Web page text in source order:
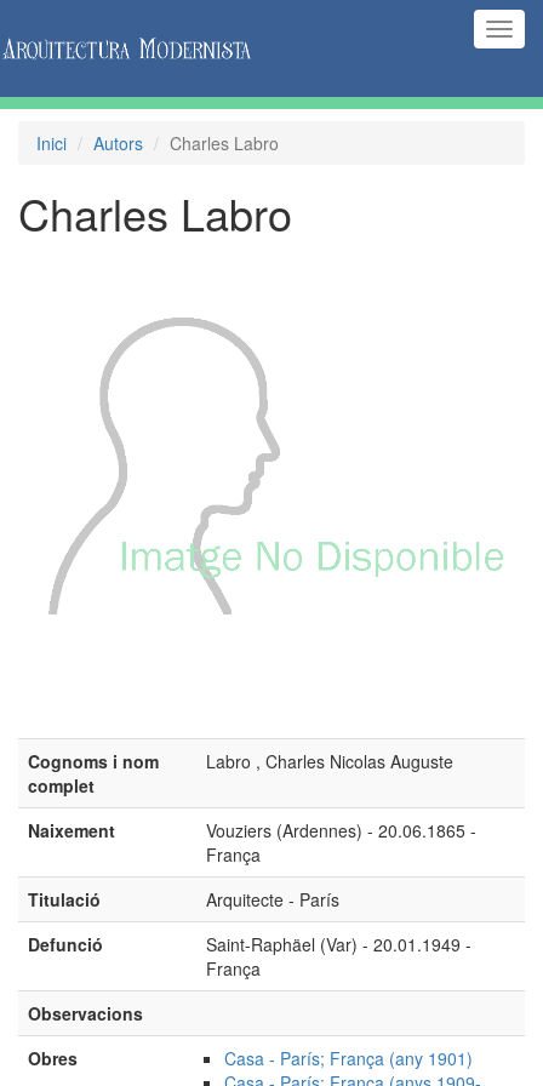
Inici Autors Charles Labro
Charles Labro
Cognoms i nom
complet
Labro , Charles Nicolas Auguste
Naixement
Vouziers (Ardennes) - 20.06.1865 -
França
Titulació
Arquitecte - París
Defunció
Saint-Raphäel (Var) - 20.01.1949 -
França
Observacions
Obres
Casa - París; França (any 1901)